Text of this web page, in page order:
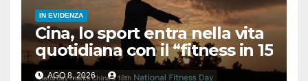
IN EVIDENZA
Cina, lo sport entra nella vita
quotidiana con il “fitness in 15
minuti”
AGO 8, 2026